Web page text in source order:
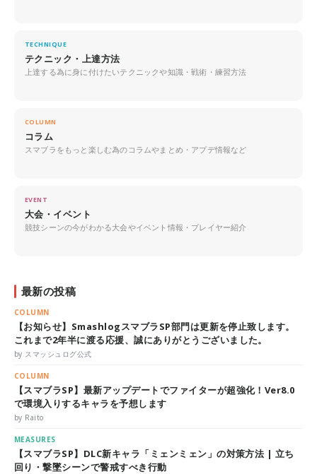
TECHNIQUE
テクニック・上達方法
上達する為に身に付けたいテクニックや知識・戦術・練習方法
COLUMN
コラム
スマブラをもっと楽しむ為のコラムやまとめ・アプデ情報など
EVENT
大会・イベント
競技シーンの今がわかる大会やイベント情報・プレイヤー紹介
最新の投稿
COLUMN
【お知らせ】SmashlogスマブラSP部門は更新を停止致します。
これまで2年半に渡る応援、誠にありがとうございました。
by スマッシュログ公式
COLUMN
【スマブラSP】最新アップデートでファイターが超強化！Ver8.0
で環境入りするキャラを予想します
by Raito
MEASURES
【スマブラSP】DLC新キャラ「ミェンミェン」の対策方法 | 立ち
回り・撃墜シーンで警戒すべき行動